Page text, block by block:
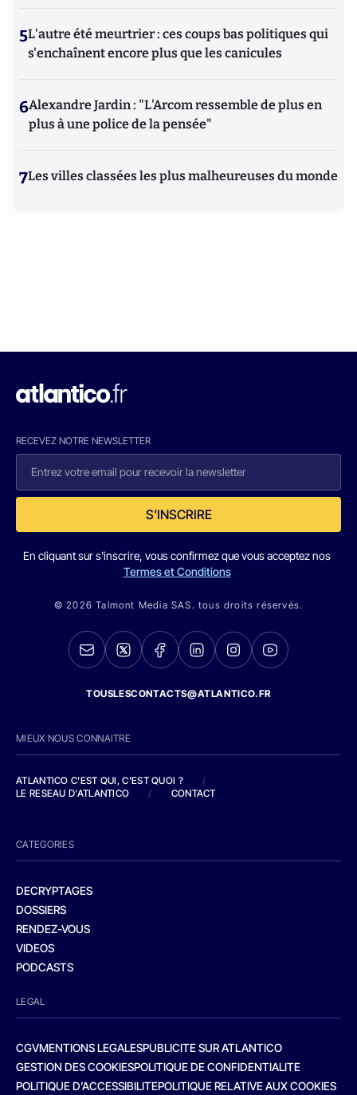
5L'autre été meurtrier : ces coups bas politiques qui
s'enchaînent encore plus que les canicules
6Alexandre Jardin : "L'Arcom ressemble de plus en
plus à une police de la pensée"
7Les villes classées les plus malheureuses du monde
RECEVEZ NOTRE NEWSLETTER
S'INSCRIRE
En cliquant sur s'inscrire, vous confirmez que vous acceptez nos
Termes et Conditions
© 2026 Talmont Media SAS. tous droits réservés.
TOUSLESCONTACTS@ATLANTICO.FR
MIEUX NOUS CONNAITRE
ATLANTICO C'EST QUI, C'EST QUOI ?
/
LE RESEAU D'ATLANTICO
/ CONTACT
CATEGORIES
DECRYPTAGES
DOSSIERS
RENDEZ-VOUS
VIDEOS
PODCASTS
LEGAL
CGVMENTIONS LEGALESPUBLICITE SUR ATLANTICO
GESTION DES COOKIESPOLITIQUE DE CONFIDENTIALITE
POLITIQUE D’ACCESSIBILITEPOLITIQUE RELATIVE AUX COOKIES